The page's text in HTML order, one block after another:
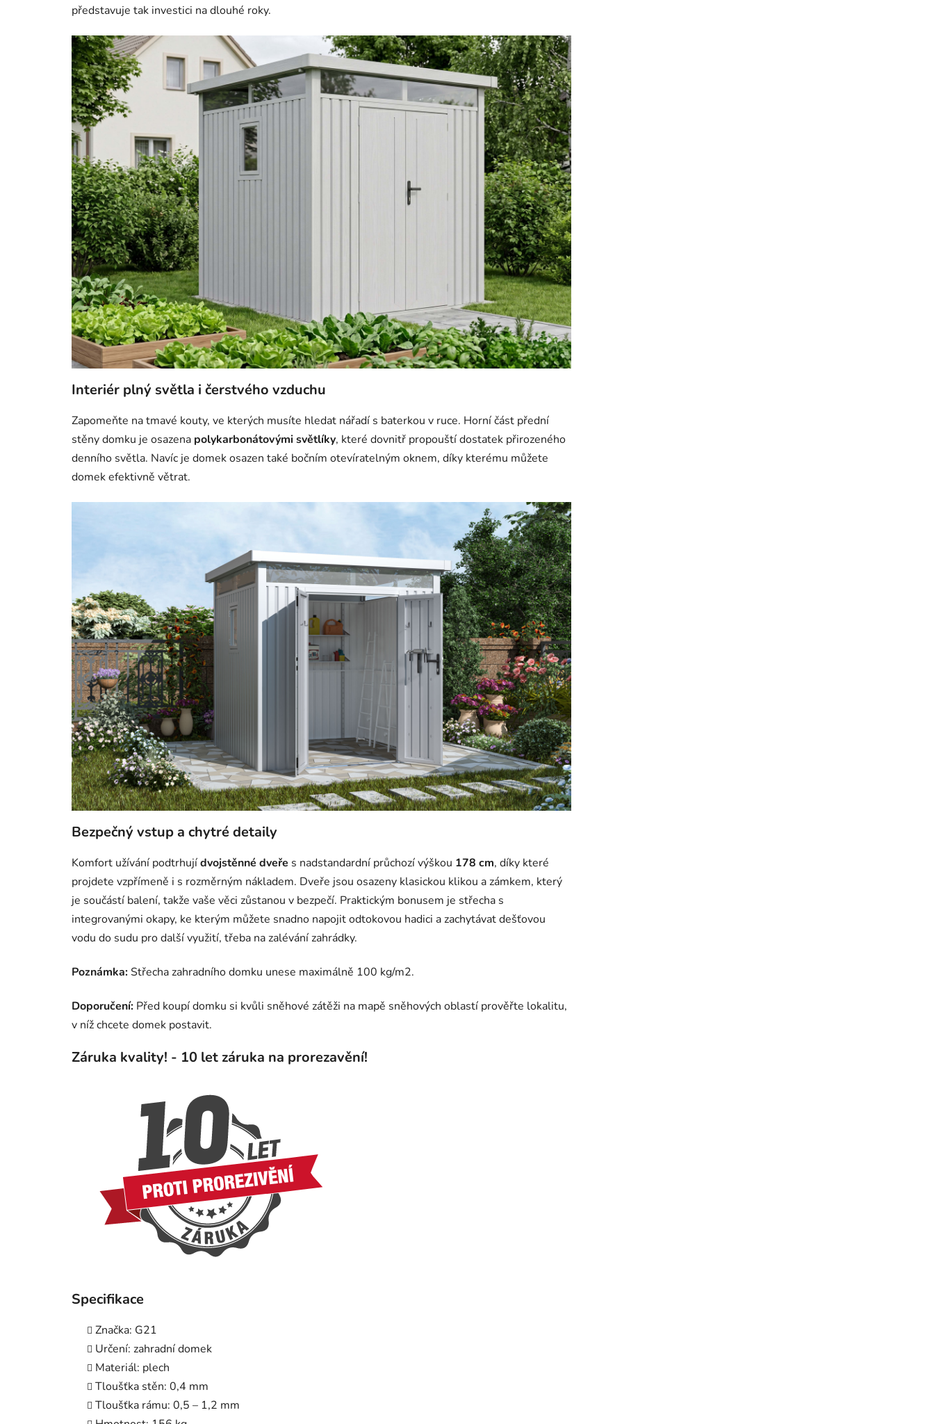
představuje tak investici na dlouhé roky.
Interiér plný světla i čerstvého vzduchu
Zapomeňte na tmavé kouty, ve kterých musíte hledat nářadí s baterkou v ruce. Horní část přední
stěny domku je osazena polykarbonátovými světlíky, které dovnitř propouští dostatek přirozeného
denního světla. Navíc je domek osazen také bočním otevíratelným oknem, díky kterému můžete
domek efektivně větrat.
Bezpečný vstup a chytré detaily
Komfort užívání podtrhujídvojstěnné dveře s nadstandardní průchozí výškou 178 cm, díky které
projdete vzpřímeně i s rozměrným nákladem. Dveře jsou osazeny klasickou klikou a zámkem, který
je součástí balení, takže vaše věci zůstanou v bezpečí. Praktickým bonusem je střecha s
integrovanými okapy, ke kterým můžete snadno napojit odtokovou hadici a zachytávat dešťovou
vodu do sudu pro další využití, třeba na zalévání zahrádky.
Poznámka:Střecha zahradního domku unese maximálně 100 kg/m2.
Doporučení: Před koupí domku si kvůli sněhové zátěži na mapě sněhových oblastí prověřte lokalitu,
v níž chcete domek postavit.
Záruka kvality! - 10 let záruka na prorezavění!
Specifikace
Značka: G21
Určení: zahradní domek
Materiál: plech
Tloušťka stěn: 0,4 mm
Tloušťka rámu: 0,5 – 1,2 mm